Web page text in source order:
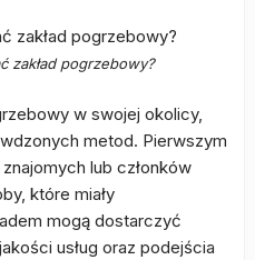
zakład pogrzebowy?
w swojej okolicy,
metod. Pierwszym
lub członków
które miały
mogą dostarczyć
usług oraz podejścia